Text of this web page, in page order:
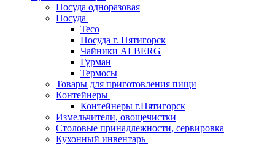
Посуда одноразовая
Посуда
Teco
Посуда г. Пятигорск
Чайники ALBERG
Гурман
Термосы
Товары для приготовления пищи
Контейнеры
Контейнеры г.Пятигорск
Измельчители, овощечистки
Столовые принадлежности, сервировка
Кухонный инвентарь